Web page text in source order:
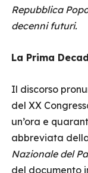
Repubblica
decenni futuri.
La Prima
Il discorso
del XX
un’ora e
abbreviata
Nazionale del
del documento